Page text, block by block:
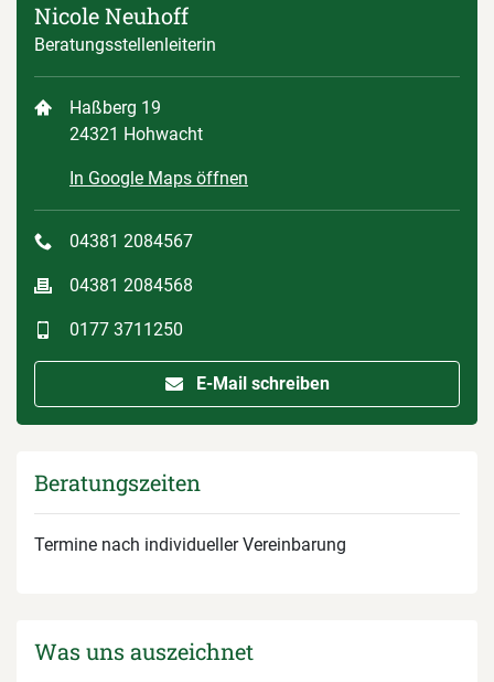
Nicole Neuhoff
Beratungsstellenleiterin
Haßberg 19
24321 Hohwacht
In Google Maps öffnen
04381 2084567
04381 2084568
0177 3711250
E-Mail schreiben
Beratungszeiten
Termine nach individueller Vereinbarung
Was uns auszeichnet